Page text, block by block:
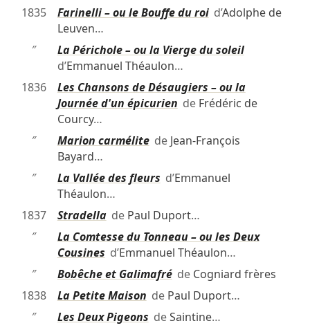
1835
Farinelli – ou le Bouffe du roid’Adolphe de
Leuven…
″
La Périchole – ou la Vierge du soleil
d’Emmanuel Théaulon…
1836
Les Chansons de Désaugiers – ou la
Journée d'un épicurien de Frédéric de
Courcy…
″
Marion carmélitede Jean-François
Bayard…
″
La Vallée des fleurs d’Emmanuel
Théaulon…
1837
Stradellade Paul Duport…
″
La Comtesse du Tonneau – ou les Deux
Cousines d’Emmanuel Théaulon…
″
Bobêche et Galimafréde Cogniard frères
1838
La Petite Maison de Paul Duport…
″
Les Deux Pigeons deSaintine…